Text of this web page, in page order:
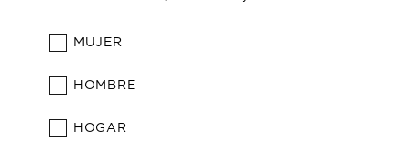
MUJER
HOMBRE
HOGAR